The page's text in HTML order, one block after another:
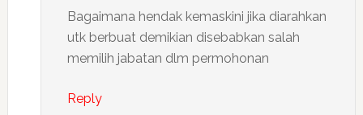
Bagaimana hendak kemaskini jika diarahkan
utk berbuat demikian disebabkan salah
memilih jabatan dlm permohonan
Reply